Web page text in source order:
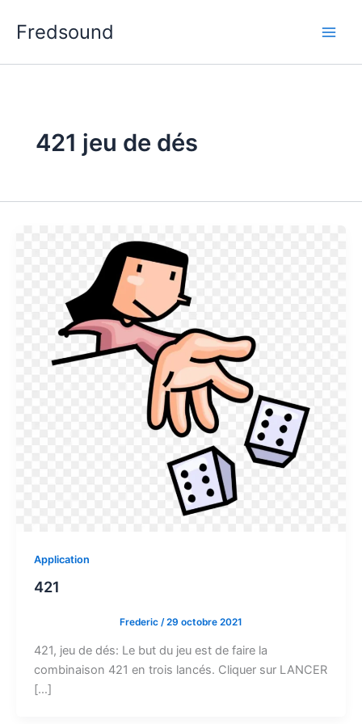
Fredsound
421 jeu de dés
Application
421
Frederic /29 octobre 2021
421, jeu de dés: Le but du jeu est de faire la
combinaison 421 en trois lancés. Cliquer sur LANCER
[…]